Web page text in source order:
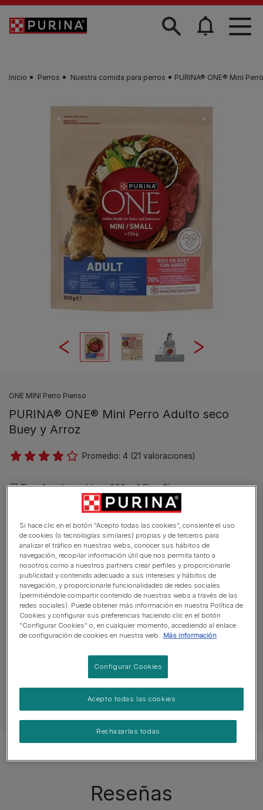
Skip to main content
Inicio Perros Nuestra comida para perros PURINA® ONE® Mini
ONE MINI Perro Pienso
PURINA® ONE® Mini Perro Adulto seco
Buey y Arroz
Promedio: 4 (21 valoraciones)
Tamaños disponibles: 800g 1,5kg 3kg
Una deliciosa mezcla de pequeñas croquetas
crujientes y bocados más tiernos* (.
Ayuda a promover el cuidado oral.
Ayuda a mantener el sistema inmunitario.
Ver más
Descripción del producto
Ingredientes y nutrición
Modo de empleo
Reseñas
Si hace clic en el botón “Acepto todas las cookies”, consiente el uso
de cookies (o tecnologías similares) propias y de terceros para
analizar el tráfico en nuestras webs, conocer sus hábitos de
navegación, recopilar información útil que nos permita tanto a
nosotros como a nuestros partners crear perfiles y proporcionarle
publicidad y contenido adecuado a sus intereses y hábitos de
navegación, y proporcionarle funcionalidades de redes sociales
(permitiéndole compartir contenido de nuestras webs a través de las
redes sociales). Puede obtener más información en nuestra Política de
Cookies y configurar sus preferencias haciendo clic en el botón
“Configurar Cookies” o, en cualquier momento, accediendo al enlace
de configuración de cookies en nuestra web. Más información
Configurar Cookies
Rechazarlas todas
Acepto todas las cookies